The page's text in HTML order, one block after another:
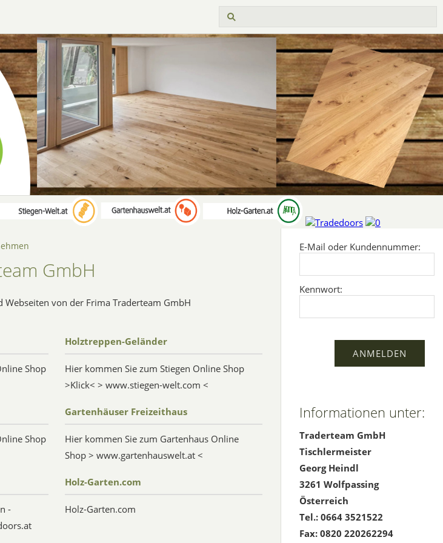
GmbH
von der Frima Traderteam GmbH
Shop
Shop
-
Holztreppen-Geländer
Hier kommen Sie zum Stiegen Online Shop
>Klick< > www.stiegen-welt.com <
Gartenhäuser Freizeithaus
Hier kommen Sie zum Gartenhaus Online
Shop > www.gartenhauswelt.at <
Holz-Garten.com
Holz-Garten.com
E-Mail oder Kundennummer:
Kennwort:
Informationen unter:
Traderteam GmbH
Tischlermeister
Georg Heindl
3261 Wolfpassing
Österreich
Tel.: 0664 3521522
Fax: 0820 220262294